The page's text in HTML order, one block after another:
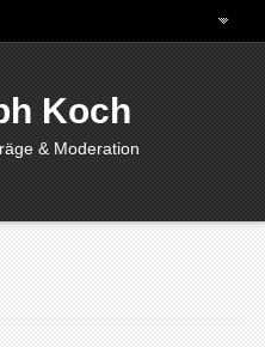
Koch
& Moderation